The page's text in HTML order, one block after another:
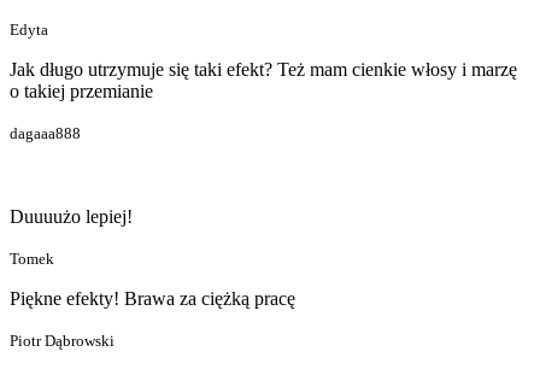
Edyta
Jak długo utrzymuje się taki efekt? Też mam cienkie włosy i marzę
o takiej przemianie
dagaaa888
Duuuużo lepiej!
Tomek
Piękne efekty! Brawa za ciężką pracę
Piotr Dąbrowski